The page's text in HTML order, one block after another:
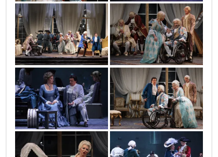
0o3a4509 0o3a4246
0o3a3604 0o3a4382